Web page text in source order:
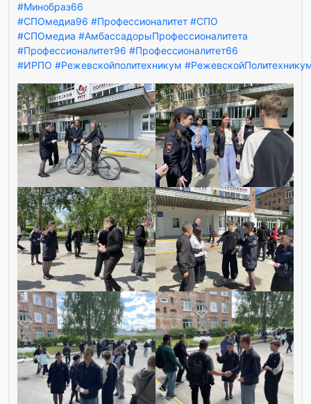
#Минобраз66
#СПОмедиа96 #Профессионалитет #СПО
#СПОмедиа #АмбассадорыПрофессионалитета
#Профессионалитет96 #Профессионалитет66
#ИРПО #Режевскойполитехникум